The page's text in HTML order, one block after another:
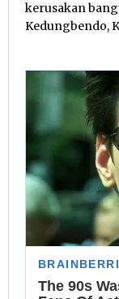
kerusakan
Kedungbendo,